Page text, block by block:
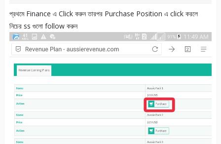
প্রথমে Finance এ Click করুন তারপর Purchase Position এ click করলে
নিচের ss গুলো follow করুন